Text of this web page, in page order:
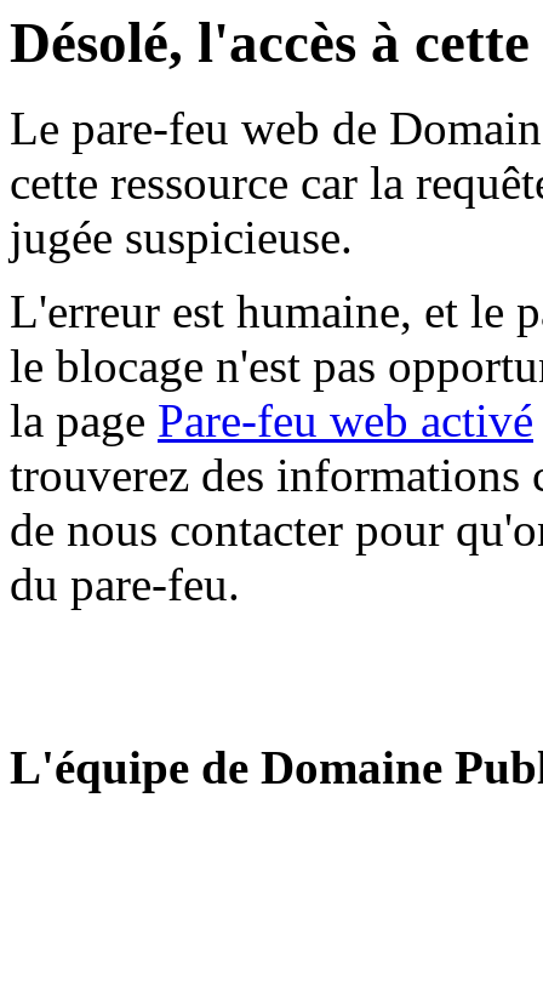
Désolé, l'accès à
Le pare-feu web de
cette ressource car la
jugée suspicieuse.
L'erreur est humaine, et le
le blocage n'est pas
la page Pare-feu web activé
trouverez des informations
de nous contacter pour
du pare-feu.
L'équipe de Domaine